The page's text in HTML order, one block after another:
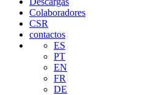
Colaboradores
CSR
contactos
ES
PT
EN
FR
DE